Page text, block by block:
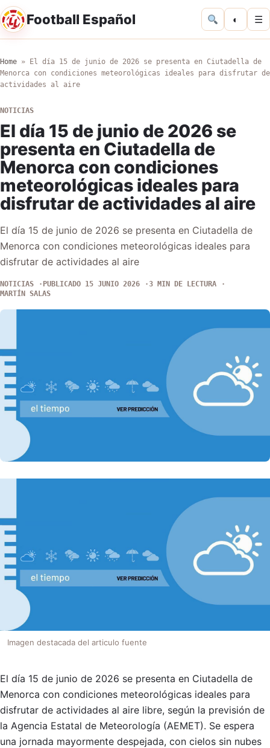
Football Español ◐ ☰
Home »
El día 15 de junio de 2026 se presenta en Ciutadella de
Menorca con condiciones meteorológicas ideales para disfrutar de
actividades al aire
NOTICIAS
El día 15 de junio de 2026 se
presenta en Ciutadella de
Menorca con condiciones
meteorológicas ideales para
disfrutar de actividades al aire
El día 15 de junio de 2026 se presenta en Ciutadella de
Menorca con condiciones meteorológicas ideales para
disfrutar de actividades al aire
NOTICIAS PUBLICADO 15 JUNIO 2026
3 MIN DE LECTURA
MARTÍN SALAS
Imagen destacada del articulo fuente
El día 15 de junio de 2026 se presenta en Ciutadella de
Menorca con condiciones meteorológicas ideales para
disfrutar de actividades al aire libre, según la previsión de
la Agencia Estatal de Meteorología (AEMET). Se espera
una jornada mayormente despejada, con cielos sin nubes